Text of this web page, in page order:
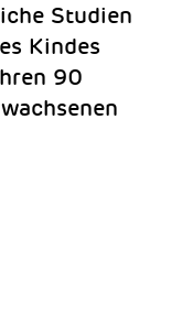
Studien
Kindes
90